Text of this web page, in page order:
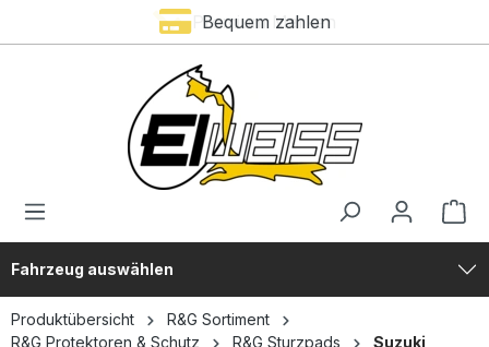
Premium Marken
Bequem zahlen
Fahrzeug auswählen
Produktübersicht
R&G Sortiment
R&G Protektoren & Schutz
R&G Sturzpads Suzuki